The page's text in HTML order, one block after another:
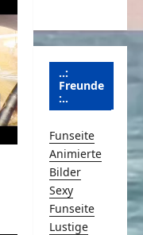
..:
Freunde
:..
Funseite
Animierte
Bilder
Sexy
Funseite
Lustige